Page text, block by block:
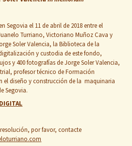
Segovia el 11 de abril de 2018 entre el
Turriano, Victoriano Muñoz Cava y
Soler Valencia, la Biblioteca de la
y custodia de este fondo,
y 400 fotografías de Jorge Soler Valencia,
profesor técnico de Formación
el diseño y construcción de la maquinaria
Segovia.
por favor, contacte